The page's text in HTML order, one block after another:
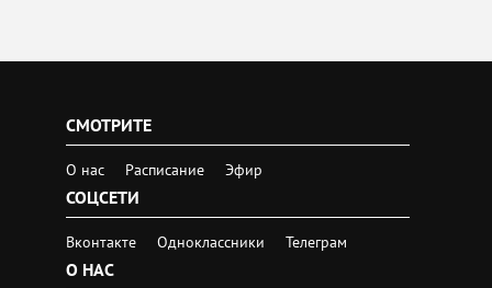
СМОТРИТЕ
О нас Расписание Эфир
СОЦСЕТИ
Вконтакте Одноклассники Телеграм
О НАС